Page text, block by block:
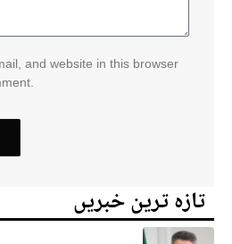
and website in this browser
تازہ ترین خبریں